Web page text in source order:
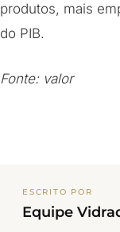
produtos, mais
do PIB.
Fonte: valor
ESCRITO POR
Equipe